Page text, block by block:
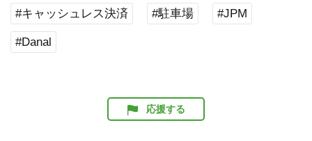
#キャッシュレス決済 #駐車場 #JPM
#Danal
応援する